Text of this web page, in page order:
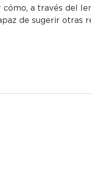
a través del
de sugerir otras